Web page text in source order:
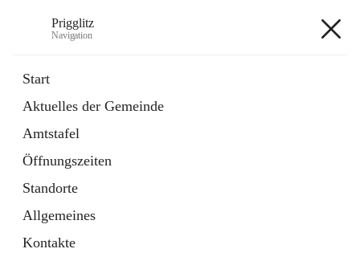
Prigglitz
Navigation
Start
Aktuelles der Gemeinde
Amtstafel
Öffnungszeiten
Standorte
Allgemeines
Kontakte
Externe Webseite
in
Tab
Gemeindezeitung
Ordner
öffnet
in
neuem
Tab